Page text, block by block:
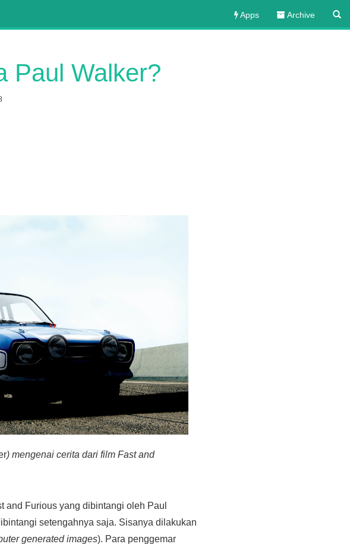
Apps Archive
Paul Walker?
) mengenai cerita dari film Fast and
and Furious yang dibintangi oleh Paul
setengahnya saja. Sisanya dilakukan
generated images). Para penggemar